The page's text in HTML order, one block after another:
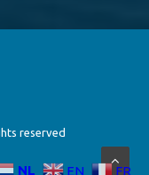
reserved
NL EN FR